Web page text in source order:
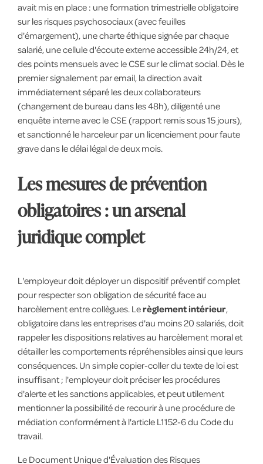
avait mis en place : une formation trimestrielle obligatoire
sur les risques psychosociaux (avec feuilles
d'émargement), une charte éthique signée par chaque
salarié, une cellule d'écoute externe accessible 24h/24, et
des points mensuels avec le CSE sur le climat social. Dès le
premier signalement par email, la direction avait
immédiatement séparé les deux collaborateurs
(changement de bureau dans les 48h), diligenté une
enquête interne avec le CSE (rapport remis sous 15 jours),
et sanctionné le harceleur par un licenciement pour faute
grave dans le délai légal de deux mois.
Les mesures de prévention
obligatoires : un arsenal
juridique complet
L'employeur doit déployer un dispositif préventif complet
pour respecter son obligation de sécurité face au
harcèlement entre collègues. Lerèglement intérieur,
obligatoire dans les entreprises d'au moins 20 salariés, doit
rappeler les dispositions relatives au harcèlement moral et
détailler les comportements répréhensibles ainsi que leurs
conséquences. Un simple copier-coller du texte de loi est
insuffisant ; l'employeur doit préciser les procédures
d'alerte et les sanctions applicables, et peut utilement
mentionner la possibilité de recourir à une procédure de
médiation conformément à l'article L1152-6 du Code du
travail.
Le Document Unique d'Évaluation des Risques